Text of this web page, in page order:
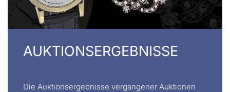
AUKTIONSERGEBNISSE
Die Auktionsergebnisse vergangener Auktionen